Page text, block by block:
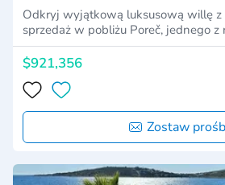
Odkryj wyjątkową luksusową willę z
sprzedaż w pobliżu Poreč, jednego
$921,356
Zostaw